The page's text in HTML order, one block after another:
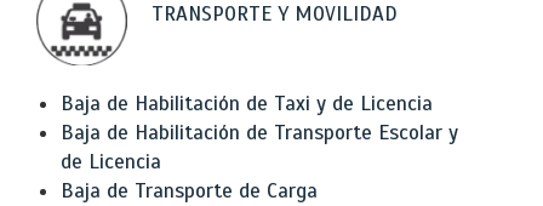
TRANSPORTE Y MOVILIDAD
Baja de Habilitación de Taxi y de Licencia
Baja de Habilitación de Transporte Escolar y
de Licencia
Baja de Transporte de Carga